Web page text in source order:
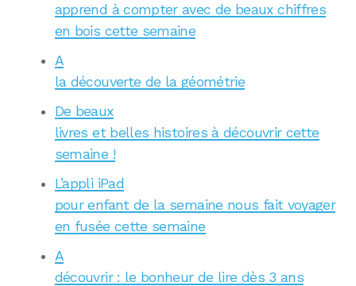
apprend à compter avec de beaux chiffres
en bois cette semaine
A
la découverte de la géométrie
De beaux
livres et belles histoires à découvrir cette
semaine !
L’appli iPad
pour enfant de la semaine nous fait voyager
en fusée cette semaine
A
découvrir : le bonheur de lire dès 3 ans